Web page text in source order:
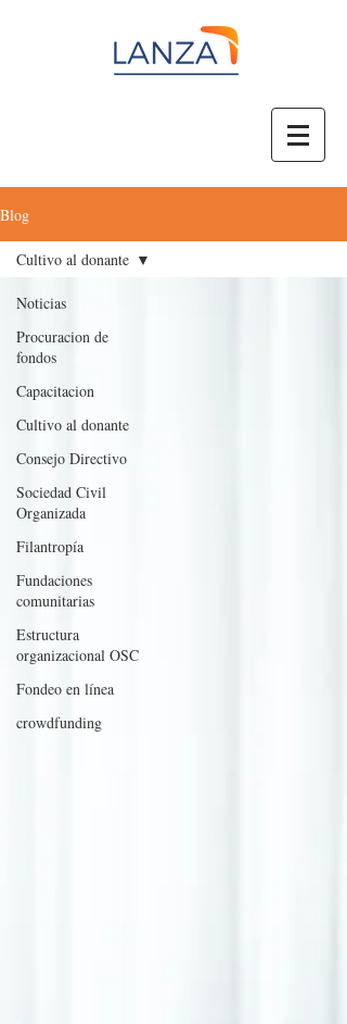
Blog
Noticias
Procuracion de
fondos
Capacitacion
Cultivo al donante
Consejo Directivo
Sociedad Civil
Organizada
Filantropía
Fundaciones
comunitarias
Estructura
organizacional OSC
Fondeo en línea
crowdfunding
Cultivo al donante